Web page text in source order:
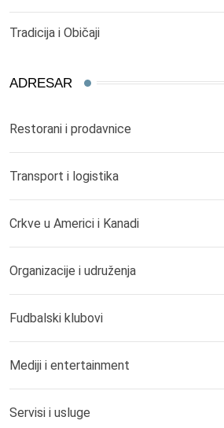
Tradicija i Običaji
ADRESAR
Restorani i prodavnice
Transport i logistika
Crkve u Americi i Kanadi
Organizacije i udruženja
Fudbalski klubovi
Mediji i entertainment
Servisi i usluge